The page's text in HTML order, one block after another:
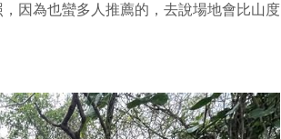
因為也蠻多人推薦的，去說場地會比山度